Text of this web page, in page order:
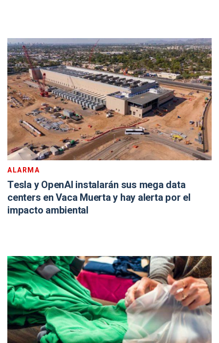
ALARMA
Tesla y OpenAI instalarán sus mega data
centers en Vaca Muerta y hay alerta por el
impacto ambiental